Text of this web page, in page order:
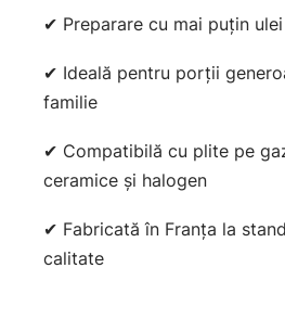
✔ Preparare cu mai puțin ulei
✔ Ideală pentru porții
familie
✔ Compatibilă cu plite pe
ceramice și halogen
✔ Fabricată în Franța la
calitate